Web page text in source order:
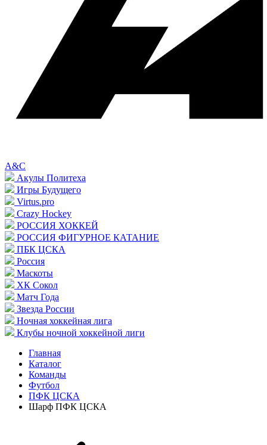
A&C
Акулы Политеха
Игры Будущего
Virtus.pro
Crazy Hockey
РОССИЯ ХОККЕЙ
РОССИЯ ФИГУРНОЕ КАТАНИЕ
ПБК ЦСКА
Россия
Маскоты
ХК Сокол
Матч Года
Звезда России
Ночная хоккейная лига
Клубы ночной хоккейной лиги
Главная
Каталог
Команды
Футбол
ПФК ЦСКА
Шарф ПФК ЦСКА